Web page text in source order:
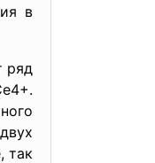
в
ряд
так